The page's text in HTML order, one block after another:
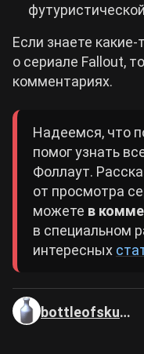
футуристической
Если знаете
о сериале Fallout,
комментариях.
Надеемся, что
помог узнать
Фоллаут.
от просмотра
можете в
в специальном
интересных
bottleofskuma